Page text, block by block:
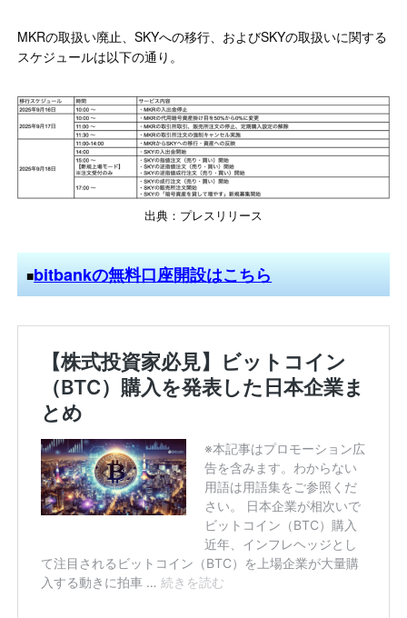
MKRの取扱い廃止、SKYへの移行、およびSKYの取扱いに関する
スケジュールは以下の通り。
出典：プレスリリース
■bitbankの無料口座開設はこちら